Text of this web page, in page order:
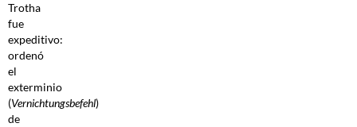
Trotha
fue
expeditivo:
ordenó
el
exterminio
(Vernichtungsbefehl)
de